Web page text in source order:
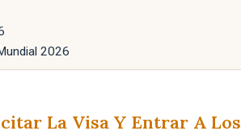
2026
La Visa Y Entrar A